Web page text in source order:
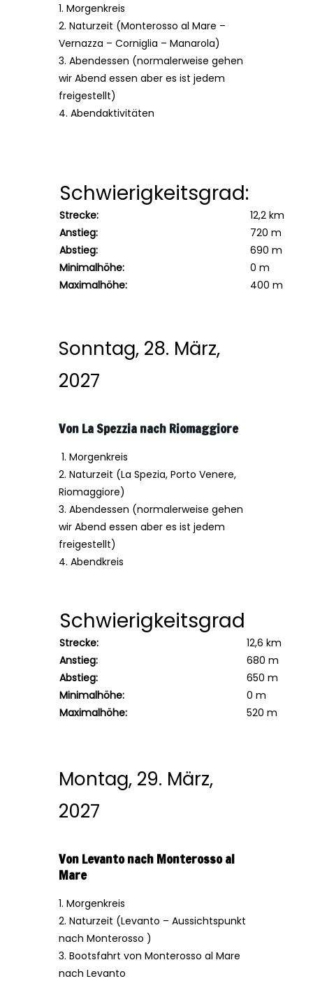
1. Morgenkreis
2. Naturzeit (Monterosso al Mare –
Vernazza – Corniglia – Manarola)
3. Abendessen (normalerweise gehen
wir Abend essen aber es ist jedem
freigestellt)
4. Abendaktivitäten
Schwierigkeitsgrad:
Strecke:
12,2 km
Anstieg:
720 m
Abstieg:
690 m
Minimalhöhe:
0 m
Maximalhöhe:
400 m
Sonntag, 28. März,
2027
Von La Spezzia nach Riomaggiore
1. Morgenkreis
2. Naturzeit (La Spezia, Porto Venere,
Riomaggiore)
3. Abendessen (normalerweise gehen
wir Abend essen aber es ist jedem
freigestellt)
4. Abendkreis
Schwierigkeitsgrad
Strecke:
12,6 km
Anstieg:
680 m
Abstieg:
650 m
Minimalhöhe:
0 m
Maximalhöhe:
520 m
Montag, 29. März,
2027
Von Levanto nach Monterosso al
Mare
1. Morgenkreis
2. Naturzeit (Levanto – Aussichtspunkt
nach Monterosso )
3. Bootsfahrt von Monterosso al Mare
nach Levanto